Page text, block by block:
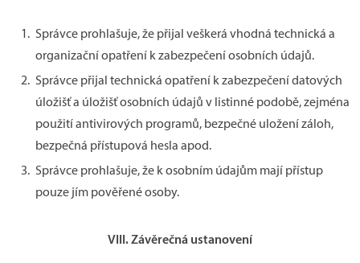
Správce prohlašuje, že přijal veškerá vhodná technická a
organizační opatření k zabezpečení osobních údajů.
Správce přijal technická opatření k zabezpečení datových
úložišť a úložišť osobních údajů v listinné podobě, zejména
použití antivirových programů, bezpečné uložení záloh,
bezpečná přístupová hesla apod.
Správce prohlašuje, že k osobním údajům mají přístup
pouze jím pověřené osoby.
VIII.Závěrečná ustanovení